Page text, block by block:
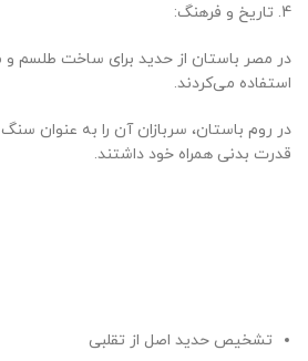
4. تاریخ و فرهنگ:
در مصر باستان از حدید برای ساخت طلسم
استفاده می‌کردند.
در روم باستان، سربازان آن را به عنوان
قدرت بدنی همراه خود داشتند.
تشخیص حدید اصل از تقلبی